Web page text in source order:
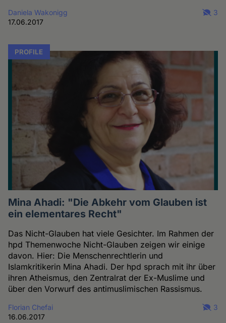
Daniela Wakonigg
17.06.2017
3
PROFILE
Mina Ahadi: "Die Abkehr vom Glauben ist
ein elementares Recht"
Das Nicht-Glauben hat viele Gesichter. Im Rahmen der
hpd Themenwoche Nicht-Glauben zeigen wir einige
davon. Hier: Die Menschenrechtlerin und
Islamkritikerin Mina Ahadi. Der hpd sprach mit ihr über
ihren Atheismus, den Zentralrat der Ex-Muslime und
über den Vorwurf des antimuslimischen Rassismus.
Florian Chefai
16.06.2017
3